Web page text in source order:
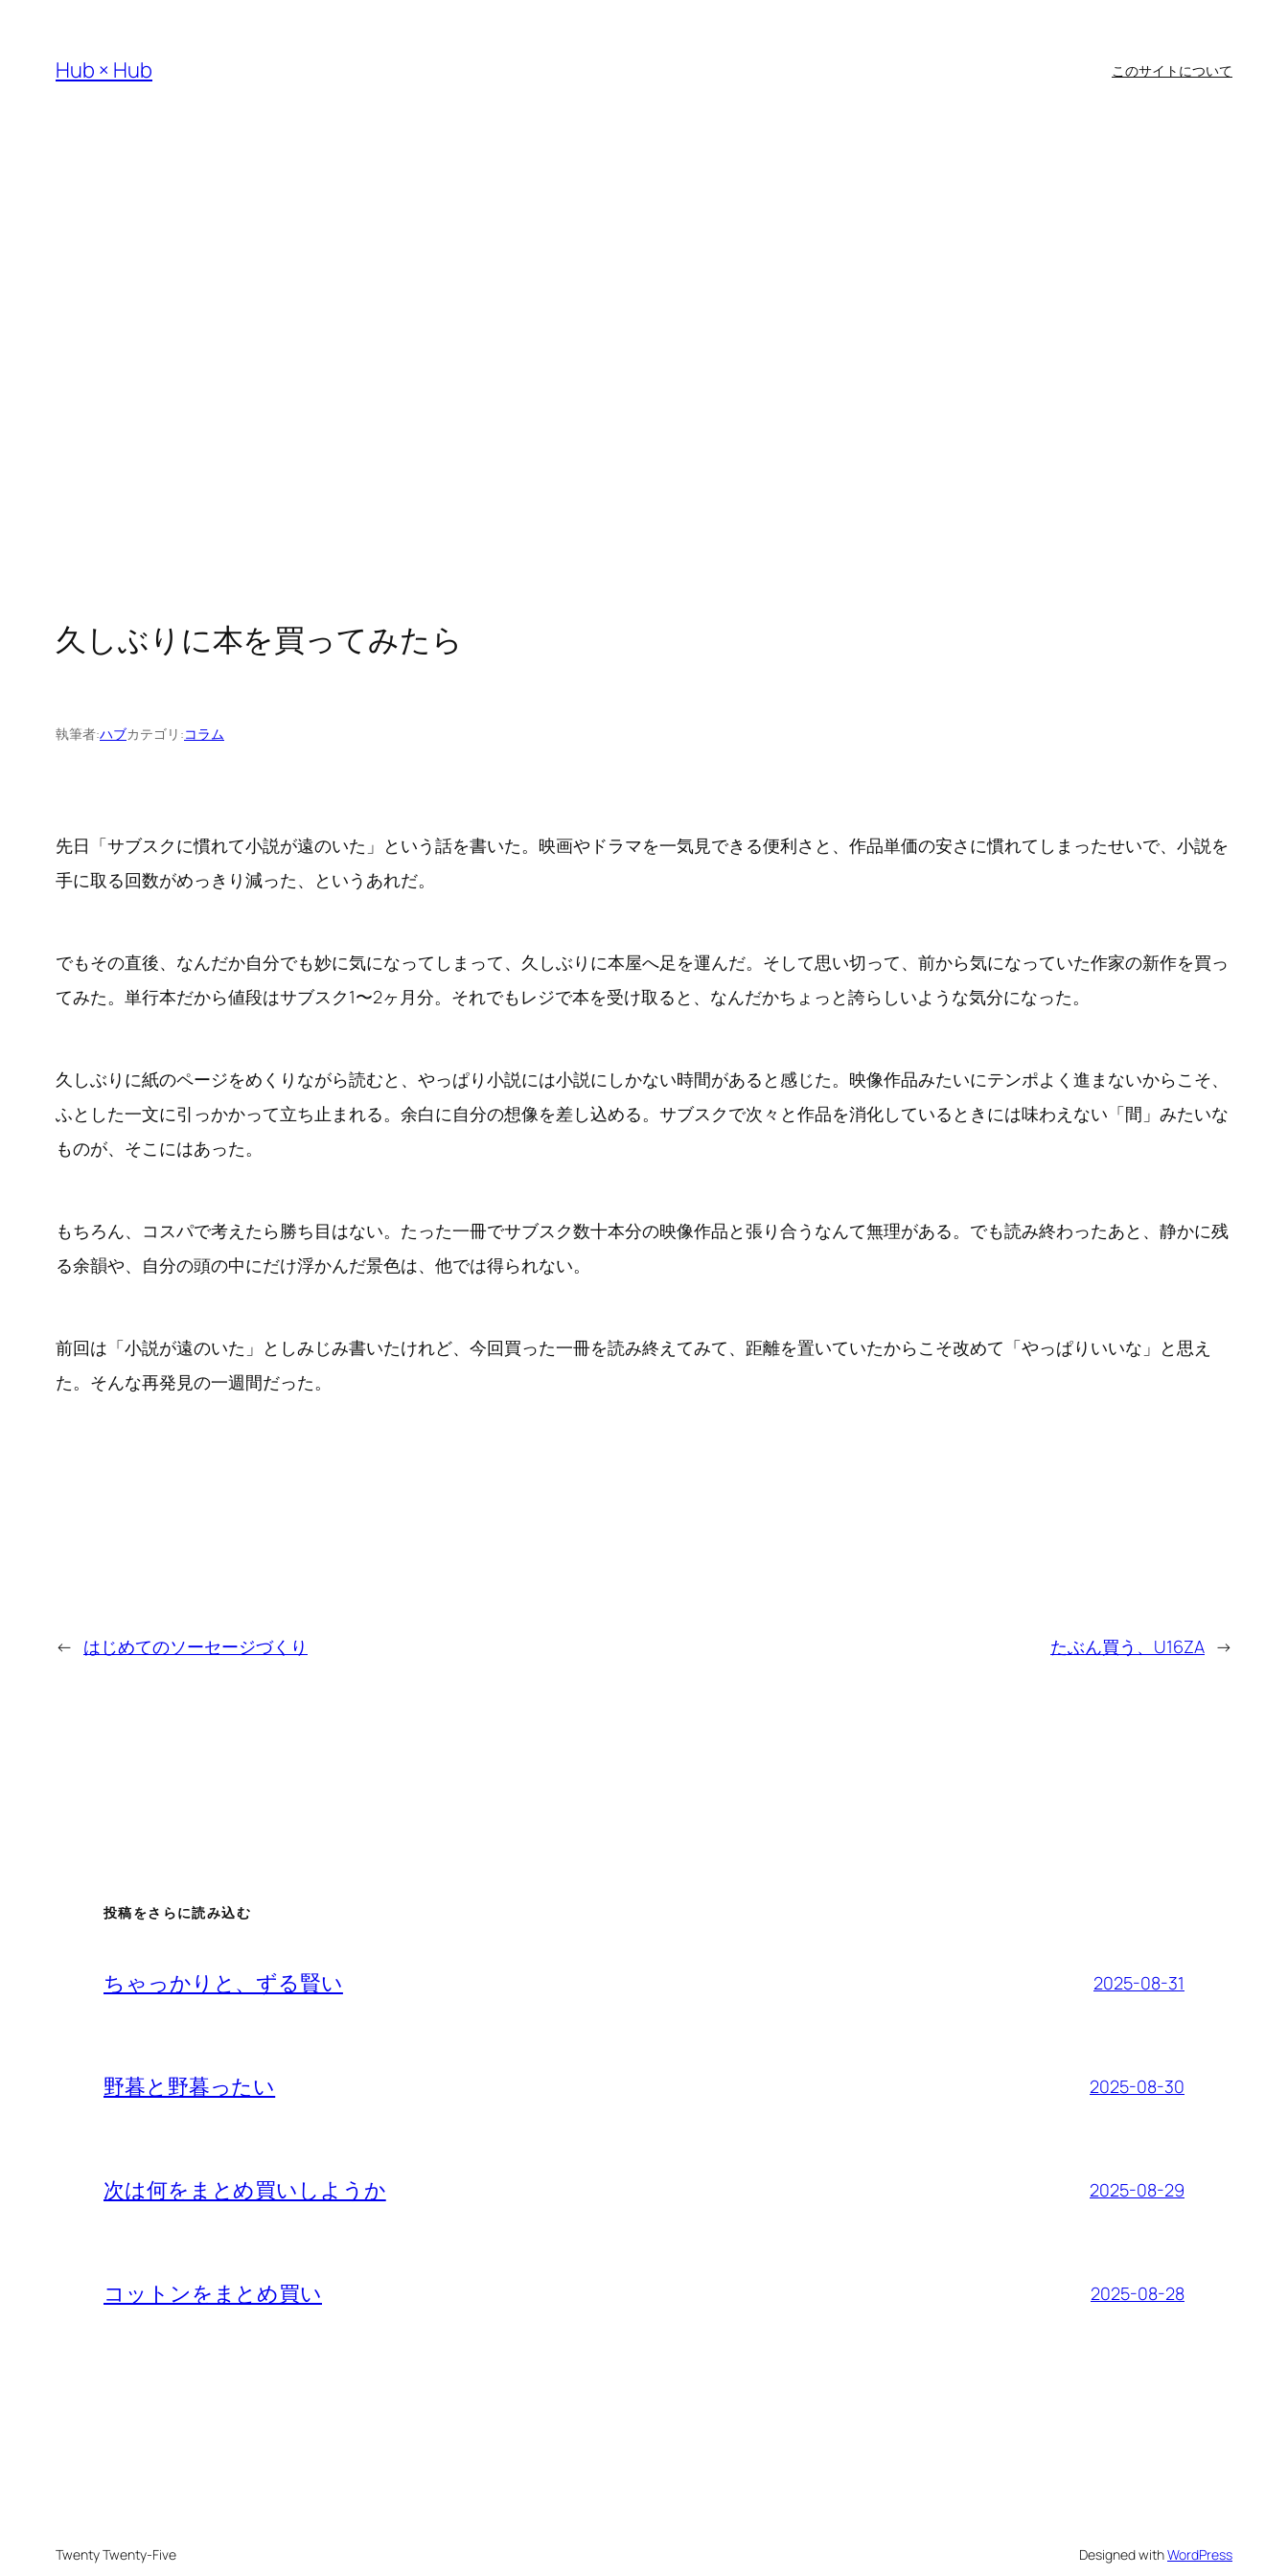
Hub × Hub このサイトについて
久しぶりに本を買ってみたら
執筆者:ハブカテゴリ:コラム
先日「サブスクに慣れて小説が遠のいた」という話を書いた。映画やドラマを一気見できる便利さと、作品単価の安さに慣れてしまったせいで、小説を
手に取る回数がめっきり減った、というあれだ。
でもその直後、なんだか自分でも妙に気になってしまって、久しぶりに本屋へ足を運んだ。そして思い切って、前から気になっていた作家の新作を買っ
てみた。単行本だから値段はサブスク1〜2ヶ月分。それでもレジで本を受け取ると、なんだかちょっと誇らしいような気分になった。
久しぶりに紙のページをめくりながら読むと、やっぱり小説には小説にしかない時間があると感じた。映像作品みたいにテンポよく進まないからこそ、
ふとした一文に引っかかって立ち止まれる。余白に自分の想像を差し込める。サブスクで次々と作品を消化しているときには味わえない「間」みたいな
ものが、そこにはあった。
もちろん、コスパで考えたら勝ち目はない。たった一冊でサブスク数十本分の映像作品と張り合うなんて無理がある。でも読み終わったあと、静かに残
る余韻や、自分の頭の中にだけ浮かんだ景色は、他では得られない。
前回は「小説が遠のいた」としみじみ書いたけれど、今回買った一冊を読み終えてみて、距離を置いていたからこそ改めて「やっぱりいいな」と思え
た。そんな再発見の一週間だった。
← はじめてのソーセージづくり たぶん買う、U16ZA →
投稿をさらに読み込む
ちゃっかりと、ずる賢い 2025-08-31
野暮と野暮ったい 2025-08-30
次は何をまとめ買いしようか 2025-08-29
コットンをまとめ買い 2025-08-28
Twenty Twenty-Five Designed withWordPress